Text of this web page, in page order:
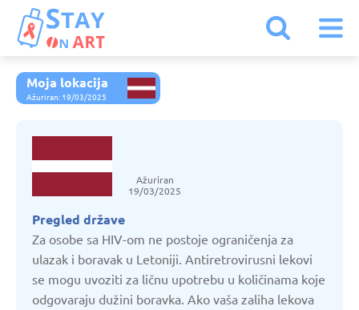
Moja lokacija
Ažuriran: 19/03/2025
Ažuriran
19/03/2025
Pregled države
Za osobe sa HIV-om ne postoje ograničenja za
ulazak i boravak u Letoniji. Antiretrovirusni lekovi
se mogu uvoziti za ličnu upotrebu u količinama koje
odgovaraju dužini boravka. Ako vaša zaliha lekova
Austrija
Belorusija
Bugarska
Crna Gora